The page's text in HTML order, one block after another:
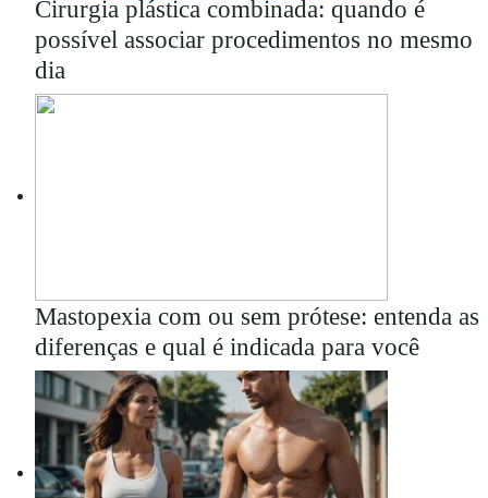
Cirurgia plástica combinada: quando é
possível associar procedimentos no mesmo
dia
Mastopexia com ou sem prótese: entenda as
diferenças e qual é indicada para você